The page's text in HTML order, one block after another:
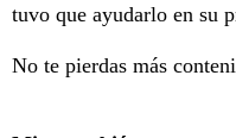
tuvo que ayudarlo en su
No te pierdas más